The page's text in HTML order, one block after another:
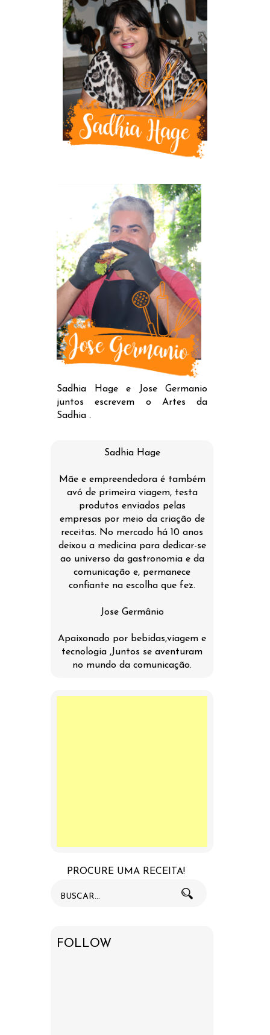
Sadhia Hage e Jose Germanio
juntos escrevem o Artes da
Sadhia .
Sadhia Hage
Mãe e empreendedora é também
avó de primeira viagem, testa
produtos enviados pelas
empresas por meio da criação de
receitas. No mercado há 10 anos
deixou a medicina para dedicar-se
ao universo da gastronomia e da
comunicação e, permanece
confiante na escolha que fez.
Jose Germânio
Apaixonado por bebidas,viagem e
tecnologia ,Juntos se aventuram
no mundo da comunicação.
PROCURE UMA RECEITA!
FOLLOW